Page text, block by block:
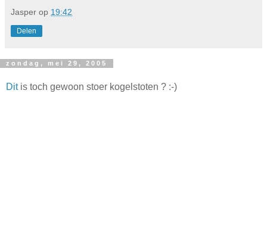
Jasper op 19:42
Delen
zondag, mei 29, 2005
Ditis toch gewoon stoer kogelstoten ? :-)